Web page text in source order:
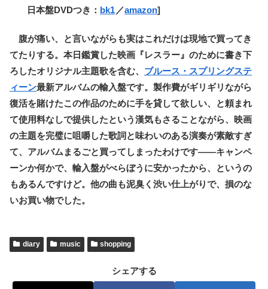
日本盤DVDつき： bk1 ／amazon]
腹が痛い、と言いながらも実はこれだけは現地で買ってき
てたりする。本日鑑賞した映画『レスラー』のために書き下
ろしたオリジナル主題歌を含む、 ブルース・スプリングステ
ィーン最新アルバムの輸入盤です。製作費がギリギリながら
復活を賭けたこの作品のために手を貸して欲しい、と頼まれ
て使用料なしで提供したという漢気もさることながら、映画
の主題を完璧に咀嚼した歌詞と味わいのある演奏が素敵すぎ
て、アルバムまるごと買ってしまったわけです――キャンペ
ーンか何かで、輸入盤がべらぼうに安かったから、というの
もあるんですけど。他の曲も泥臭く渋い仕上がりで、損のな
いお買い物でした。
diary music shopping
シェアする